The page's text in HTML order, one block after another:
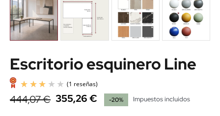
Escritorio esquinero Line
444,07 € 355,26 € -20% Impuestos incluidos